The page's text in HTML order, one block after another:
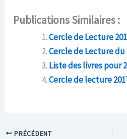
Publications Similaires :
Cercle de Lecture
Cercle de Lecture du
Liste des livres pour
Cercle de lecture
PRÉCÉDENT